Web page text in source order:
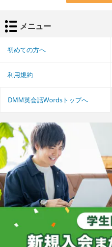
メニュー
初めての方へ
利用規約
DMM英会話Wordsトップへ